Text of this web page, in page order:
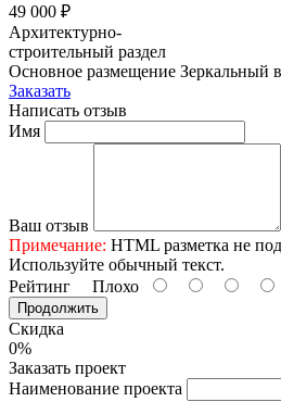
49 000 ₽
Архитектурно-
строительный раздел
Основное размещение Зеркальный
Заказать
Написать отзыв
Имя
Ваш отзыв
Примечание: HTML разметка не
Используйте обычный текст.
Рейтинг Плохо
Продолжить
Скидка
0%
Заказать проект
Наименование проекта